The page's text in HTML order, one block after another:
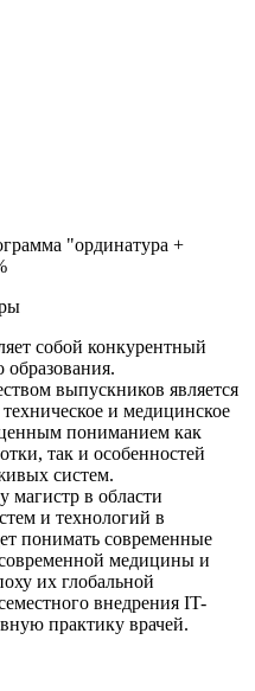
"ординатура +
собой конкурентный
образования.
выпускников является
и медицинское
пониманием как
так и особенностей
систем.
магистр в области
и технологий в
понимать современные
медицины и
их глобальной
внедрения IT-
практику врачей.